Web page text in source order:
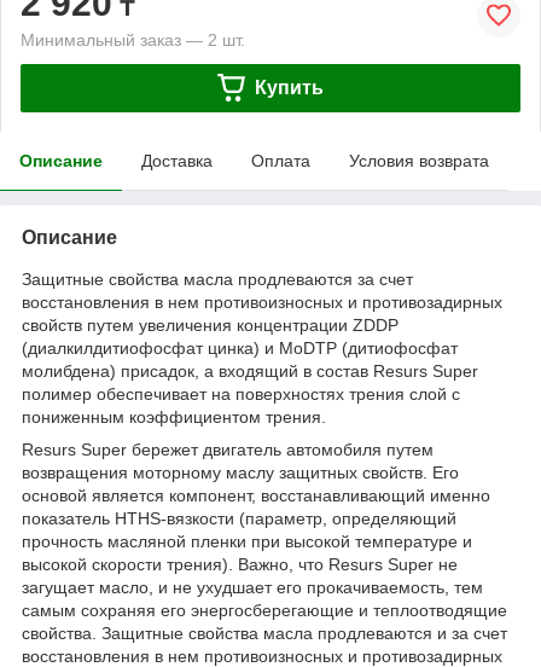
₸
Минимальный заказ — 2 шт.
Купить
Описание Доставка Оплата Условия возврата
Описание
Защитные свойства масла продлеваются за счет
восстановления в нем противоизносных и противозадирных
свойств путем увеличения концентрации ZDDP
(диалкилдитиофосфат цинка) и MoDTP (дитиофосфат
молибдена) присадок, а входящий в состав Resurs Super
полимер обеспечивает на поверхностях трения слой с
пониженным коэффициентом трения.
Resurs Super бережет двигатель автомобиля путем
возвращения моторному маслу защитных свойств. Его
основой является компонент, восстанавливающий именно
показатель HTHS-вязкости (параметр, определяющий
прочность масляной пленки при высокой температуре и
высокой скорости трения). Важно, что Resurs Super не
загущает масло, и не ухудшает его прокачиваемость, тем
самым сохраняя его энергосберегающие и теплоотводящие
свойства. Защитные свойства масла продлеваются и за счет
восстановления в нем противоизносных и противозадирных